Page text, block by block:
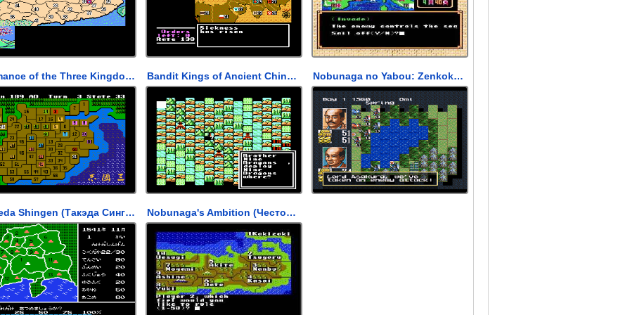
Romance of the Three Kingdoms (Романс о Троецарствие) Bandit Kings of Ancient China (Король Бандитов Древнего Китая) Nobunaga no Yabou: Zenkokuban (Нобунада)
Takeda Shingen (Такэда Сингэн) Nobunaga's Ambition (Честолюбие Нобунага)